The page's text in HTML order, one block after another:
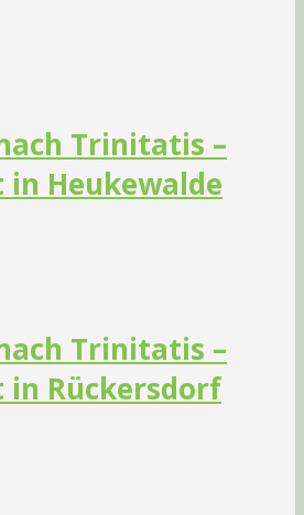
Trinitatis –
Heukewalde
Trinitatis –
in Rückersdorf